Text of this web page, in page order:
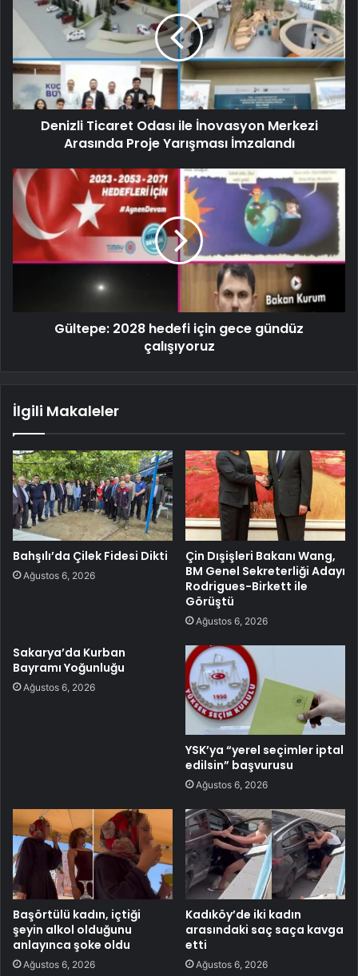
Denizli Ticaret Odası ile İnovasyon Merkezi
Arasında Proje Yarışması İmzalandı
Gültepe: 2028 hedefi için gece gündüz
çalışıyoruz
İlgili Makaleler
Bahşılı’da Çilek Fidesi Dikti
Ağustos 6, 2026
Çin Dışişleri Bakanı Wang,
BM Genel Sekreterliği Adayı
Rodrigues-Birkett ile
Görüştü
Ağustos 6, 2026
Sakarya’da Kurban
Bayramı Yoğunluğu
Ağustos 6, 2026
YSK’ya “yerel seçimler iptal
edilsin” başvurusu
Ağustos 6, 2026
Başörtülü kadın, içtiği
şeyin alkol olduğunu
anlayınca şoke oldu
Ağustos 6, 2026
Kadıköy’de iki kadın
arasındaki saç saça kavga
etti
Ağustos 6, 2026